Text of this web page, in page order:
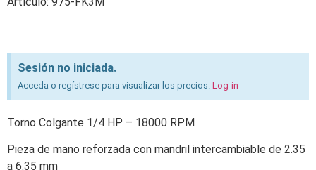
Sesión no iniciada.
Acceda o regístrese para visualizar los precios. Log-in
Torno Colgante 1/4 HP – 18000 RPM
Pieza de mano reforzada con mandril intercambiable de 2.35
a 6.35 mm